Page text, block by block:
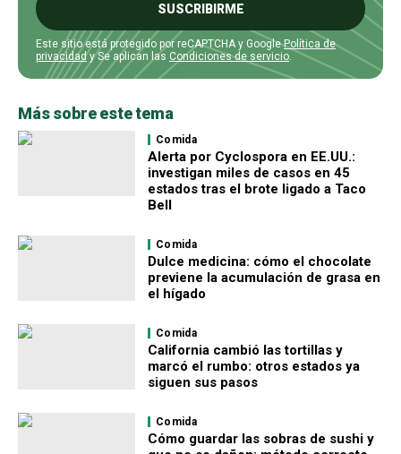
SUSCRIBIRME
Este sitio está protegido por reCAPTCHA y GooglePolítica de
privacidady Se aplican las Condiciones de servicio.
Más sobre este tema
Comida
Alerta por Cyclospora en EE.UU.:
investigan miles de casos en 45
estados tras el brote ligado a Taco
Bell
Comida
Dulce medicina: cómo el chocolate
previene la acumulación de grasa en
el hígado
Comida
California cambió las tortillas y
marcó el rumbo: otros estados ya
siguen sus pasos
Comida
Cómo guardar las sobras de sushi y